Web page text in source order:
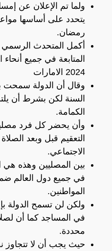
ولما تم الإعلان عن
يتحدد على أساسها
رمضان.
أكمل المتحدث الرسمي
المتابعة في جميع أنحاء
2024 الامارات
وقال أن الدولة سمحت
السنة لكن بشرط أن
الكمامة.
وأن يحضر كل فرد
التعقيم قبل وبعد
الاجتماعي.
بين المصليين وهذه هي
في جميع دول العالم
المواطنين.
ولكن لن تسمح الدولة
في المساجد كما أن
محددة.
حيث يجب أن لا